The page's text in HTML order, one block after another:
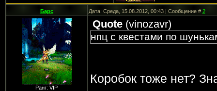
Барс Дата: Среда, 15.08.2012, 00:43 | Сообщение #2
Ранг: VIP
Quote(vinozavr)
нпц с квестами по
Коробок тоже нет?